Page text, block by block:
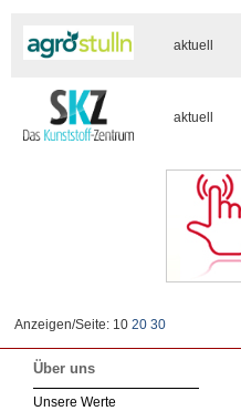
aktuell
aktuell
Anzeigen/Seite: 10 20 30
Über uns
Unsere Werte